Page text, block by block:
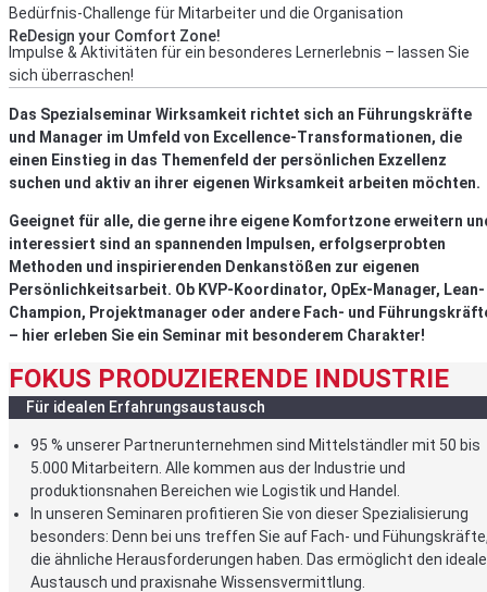
Bedürfnis-Challenge für Mitarbeiter und die Organisation
ReDesign your Comfort Zone!
Impulse & Aktivitäten für ein besonderes Lernerlebnis – lassen Sie
sich überraschen!
Das Spezialseminar Wirksamkeit richtet sich an Führungskräfte
und Manager im Umfeld von Excellence-Transformationen, die
einen Einstieg in das Themenfeld der persönlichen Exzellenz
suchen und aktiv an ihrer eigenen Wirksamkeit arbeiten möchten.
Geeignet für alle, die gerne ihre eigene Komfortzone erweitern
interessiert sind an spannenden Impulsen, erfolgserprobten
Methoden und inspirierenden Denkanstößen zur eigenen
Persönlichkeitsarbeit. Ob KVP-Koordinator, OpEx-Manager, Lean-
Champion, Projektmanager oder andere Fach- und
– hier erleben Sie ein Seminar mit besonderem Charakter!
FOKUS PRODUZIERENDE INDUSTRIE
Für idealen Erfahrungsaustausch
95 % unserer Partnerunternehmen sind Mittelständler mit 50 bis
5.000 Mitarbeitern. Alle kommen aus der Industrie und
produktionsnahen Bereichen wie Logistik und Handel.
In unseren Seminaren profitieren Sie von dieser Spezialisierung
besonders: Denn bei uns treffen Sie auf Fach- und
die ähnliche Herausforderungen haben. Das ermöglicht den
Austausch und praxisnahe Wissensvermittlung.